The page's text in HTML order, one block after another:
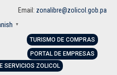
Email: zonalibre@zolicol.gob.pa
▼
TURISMO DE COMPRAS
PORTAL DE EMPRESAS
SERVICIOS ZOLICOL